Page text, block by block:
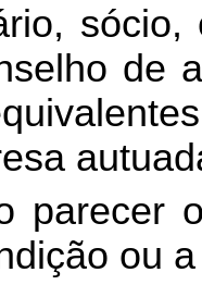
de
parecer
ou